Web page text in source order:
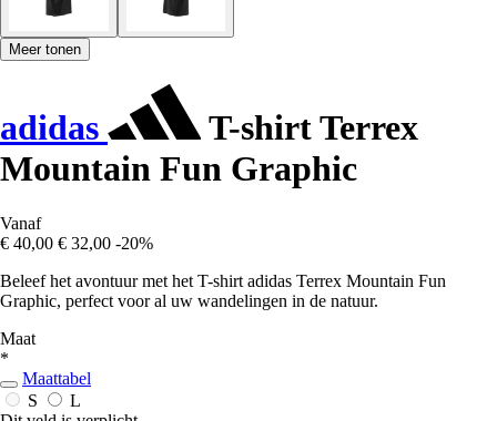
Meer tonen
adidas
T-shirt Terrex
Mountain Fun Graphic
Vanaf
€ 40,00 € 32,00 -20%
Beleef het avontuur met het T-shirt adidas Terrex Mountain Fun
Graphic, perfect voor al uw wandelingen in de natuur.
Maat
*
Maattabel
S
L